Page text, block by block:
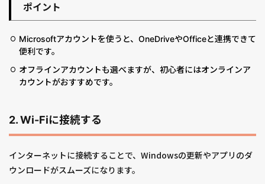
ポイント
Microsoftアカウントを使うと、OneDriveやOfficeと連携できて
便利です。
オフラインアカウントも選べますが、初心者にはオンラインア
カウントがおすすめです。
2. Wi-Fiに接続する
インターネットに接続することで、Windowsの更新やアプリのダ
ウンロードがスムーズになります。